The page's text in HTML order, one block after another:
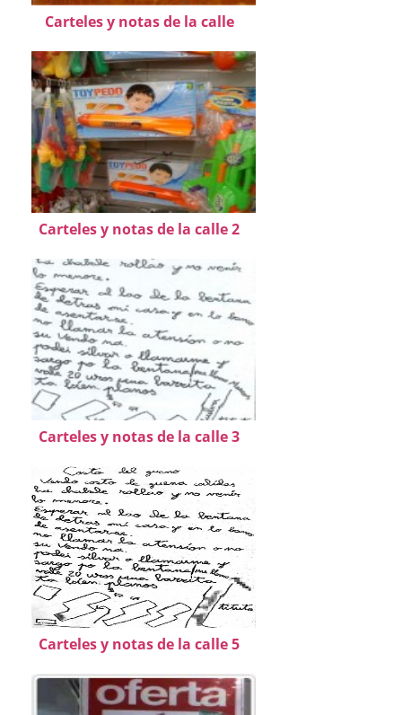
Carteles y notas de la calle
Carteles y notas de la calle 2
Carteles y notas de la calle 3
Carteles y notas de la calle 5